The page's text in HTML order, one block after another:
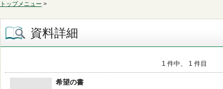
トップメニュー >
資料詳細
1 件中、 1 件目
希望の書